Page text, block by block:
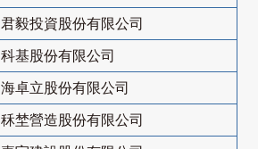
君毅投資股份有限公司
科基股份有限公司
海卓立股份有限公司
秝埜營造股份有限公司